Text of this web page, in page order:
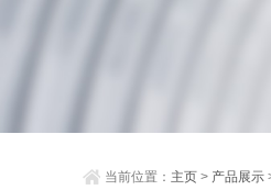
当前位置： 主页 > 产品展示